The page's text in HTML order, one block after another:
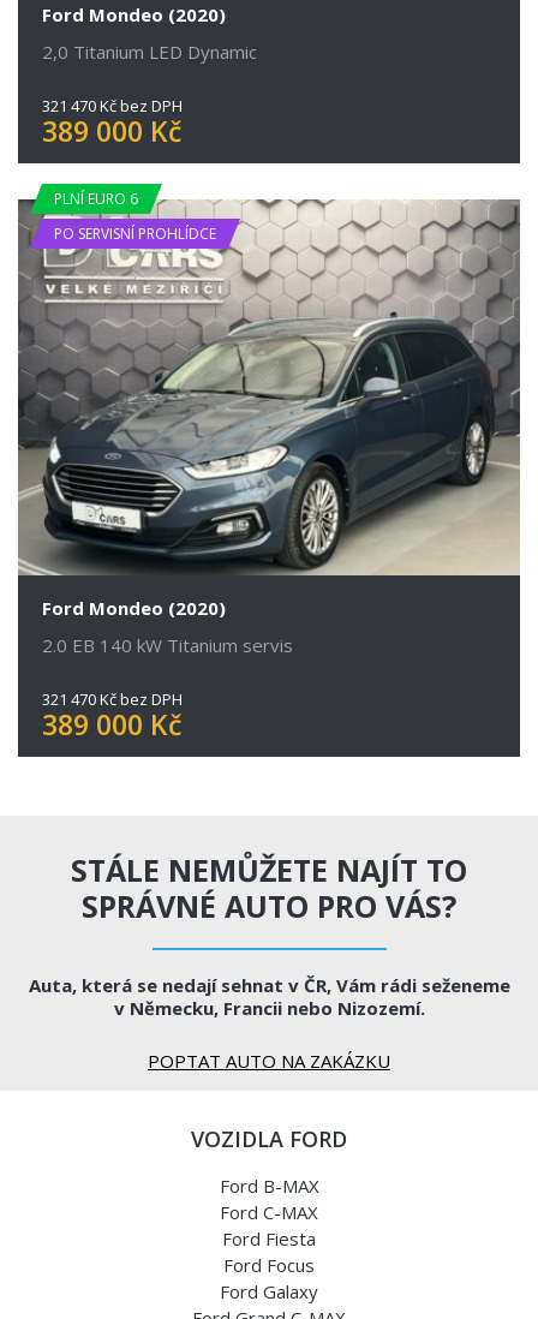
Ford Mondeo (2020)
2,0 Titanium LED Dynamic
321 470 Kč bez DPH
389 000 Kč
PLNÍ EURO 6
PO SERVISNÍ PROHLÍDCE
Ford Mondeo (2020)
2.0 EB 140 kW Titanium servis
321 470 Kč bez DPH
389 000 Kč
STÁLE NEMŮŽETE NAJÍT TO
SPRÁVNÉ AUTO PRO VÁS?
Auta, která se nedají sehnat v ČR, Vám rádi seženeme
v Německu, Francii nebo Nizozemí.
POPTAT AUTO NA ZAKÁZKU
VOZIDLA FORD
Ford B-MAX
Ford C-MAX
Ford Fiesta
Ford Focus
Ford Galaxy